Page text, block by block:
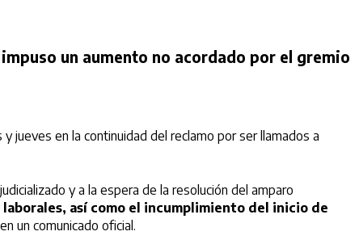
un aumento no acordado por el gremio
jueves en la continuidad del reclamo por ser llamados a
y a la espera de la resolución del amparo
así como el incumplimiento del inicio de
un comunicado oficial.